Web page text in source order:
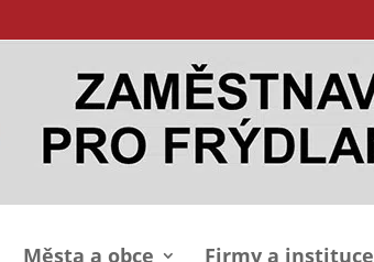
Města a obce Firmy a instituce